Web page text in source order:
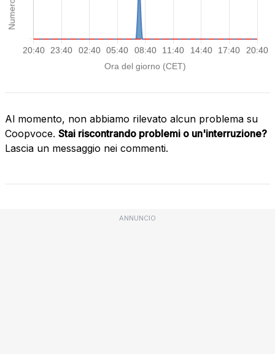
Al momento, non abbiamo rilevato alcun problema su
Coopvoce. Stai riscontrando problemi o un'interruzione?
Lascia un messaggio nei commenti.
ANNUNCIO